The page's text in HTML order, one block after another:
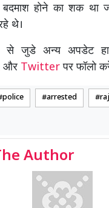
बदमाश होने का शक
थे।
से जुडे अन्य अपडेट
और Twitterपर फॉलो
police arrested
Author